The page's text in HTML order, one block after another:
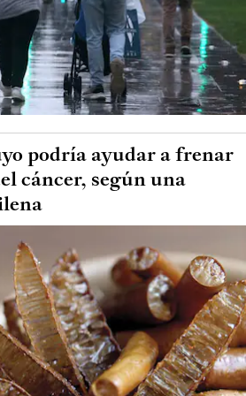
podría ayudar a frenar
cáncer, según una